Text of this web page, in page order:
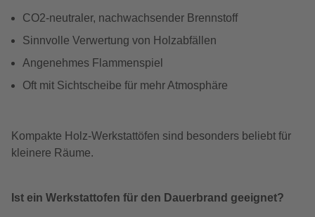
CO2-neutraler, nachwachsender Brennstoff
Sinnvolle Verwertung von Holzabfällen
Angenehmes Flammenspiel
Oft mit Sichtscheibe für mehr Atmosphäre
Kompakte Holz-Werkstattöfen sind besonders beliebt für
kleinere Räume.
Ist ein Werkstattofen für den Dauerbrand geeignet?